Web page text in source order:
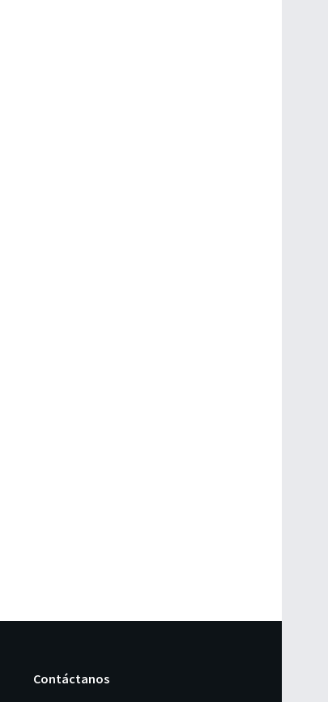
Contáctanos